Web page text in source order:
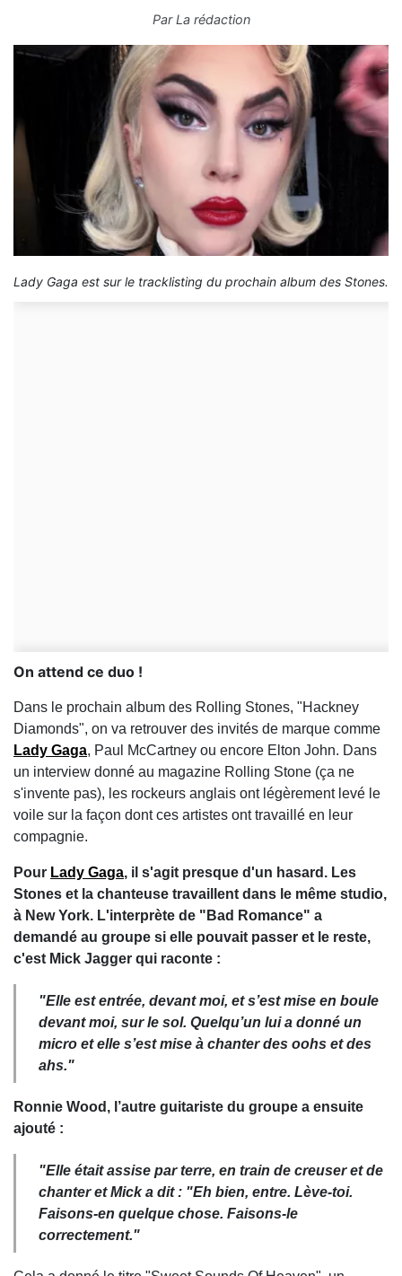
ParLa rédaction
Lady Gaga est sur le tracklisting du prochain album des Stones.
On attend ce duo !
Dans le prochain album des Rolling Stones, "Hackney
Diamonds", on va retrouver des invités de marque comme
Lady Gaga, Paul McCartney ou encore Elton John. Dans
un interview donné au magazine Rolling Stone (ça ne
s'invente pas), les rockeurs anglais ont légèrement levé le
voile sur la façon dont ces artistes ont travaillé en leur
compagnie.
Pour Lady Gaga, il s'agit presque d'un hasard. Les
Stones et la chanteuse travaillent dans le même studio,
à New York. L'interprète de "Bad Romance" a
demandé au groupe si elle pouvait passer et le reste,
c'est Mick Jagger qui raconte :
"Elle est entrée, devant moi, et s’est mise en boule
devant moi, sur le sol. Quelqu’un lui a donné un
micro et elle s’est mise à chanter des oohs et des
ahs."
Ronnie Wood, l’autre guitariste du groupe a ensuite
ajouté :
"Elle était assise par terre, en train de creuser et de
chanteret Mick a dit : "Eh bien, entre. Lève-toi.
Faisons-en quelque chose. Faisons-le
correctement."